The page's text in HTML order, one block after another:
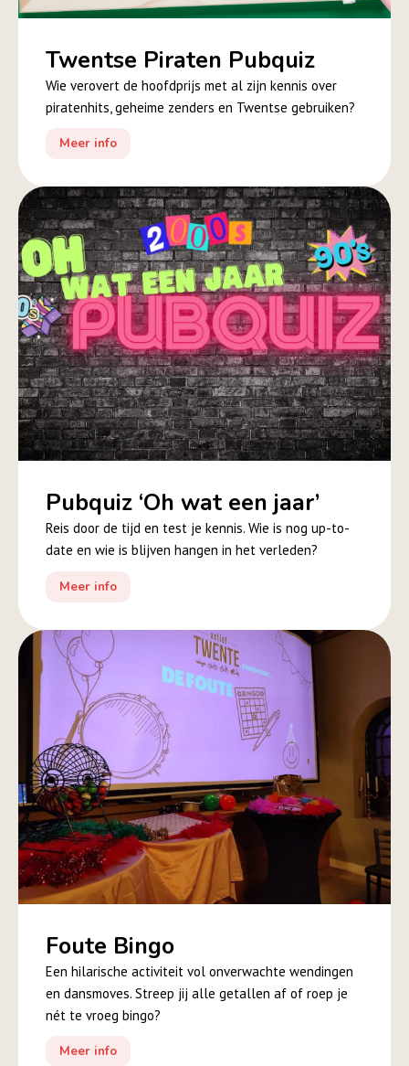
Twentse Piraten Pubquiz
Wie verovert de hoofdprijs met al zijn kennis over
piratenhits, geheime zenders en Twentse gebruiken?
Meer info
Pubquiz ‘Oh wat een jaar’
Reis door de tijd en test je kennis. Wie is nog up-to-
date en wie is blijven hangen in het verleden?
Meer info
Foute Bingo
Een hilarische activiteit vol onverwachte wendingen
en dansmoves. Streep jij alle getallen af of roep je
nét te vroeg bingo?
Meer info